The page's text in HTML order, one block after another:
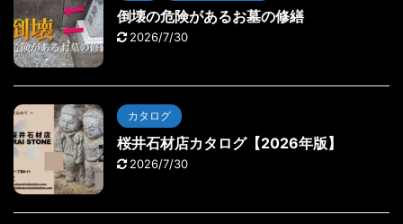
倒壊の危険があるお墓の修繕
2026/7/30
カタログ
桜井石材店カタログ【2026年版】
2026/7/30